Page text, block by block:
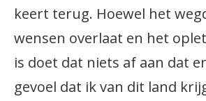
keert terug. Hoewel het
wensen overlaat en het
is doet dat niets af aan dat
gevoel dat ik van dit land